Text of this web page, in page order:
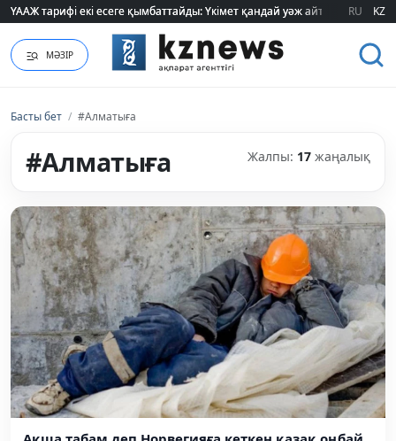
ҮААЖ тарифі екі есеге қымбаттайды: Үкімет қандай уәж айтады?
ҮААЖ тарифі екі есеге қымбаттайды: Үкімет қандай уәж айтады? RU KZ
МӘЗІР
Басты бет / #Алматыға
#Алматыға Жалпы: 17 жаңалық